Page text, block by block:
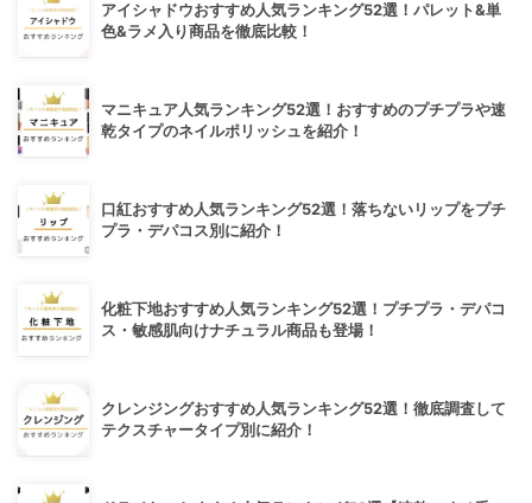
アイシャドウおすすめ人気ランキング52選！パレット&単
色&ラメ入り商品を徹底比較！
マニキュア人気ランキング52選！おすすめのプチプラや速
乾タイプのネイルポリッシュを紹介！
口紅おすすめ人気ランキング52選！落ちないリップをプチ
プラ・デパコス別に紹介！
化粧下地おすすめ人気ランキング52選！プチプラ・デパコ
ス・敏感肌向けナチュラル商品も登場！
クレンジングおすすめ人気ランキング52選！徹底調査して
テクスチャータイプ別に紹介！